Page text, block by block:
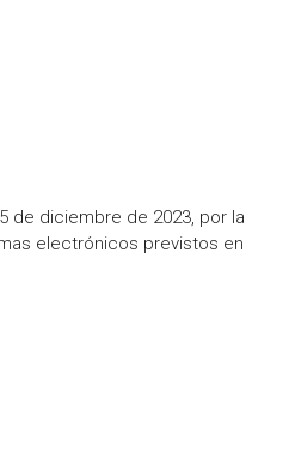
de diciembre de 2023, por la
electrónicos previstos en